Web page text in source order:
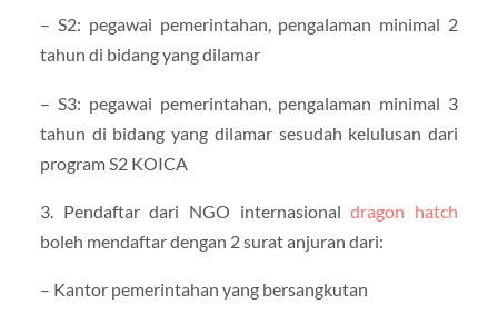
– S2: pegawai pemerintahan, pengalaman minimal 2
tahun di bidang yang dilamar
– S3: pegawai pemerintahan, pengalaman minimal 3
tahun di bidang yang dilamar sesudah kelulusan dari
program S2 KOICA
3. Pendaftar dari NGO internasionaldragon hatch
boleh mendaftar dengan 2 surat anjuran dari:
– Kantor pemerintahan yang bersangkutan